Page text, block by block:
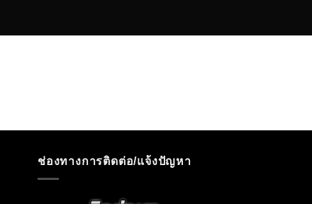
ช่องทางการติดต่อ/แจ้งปัญหา